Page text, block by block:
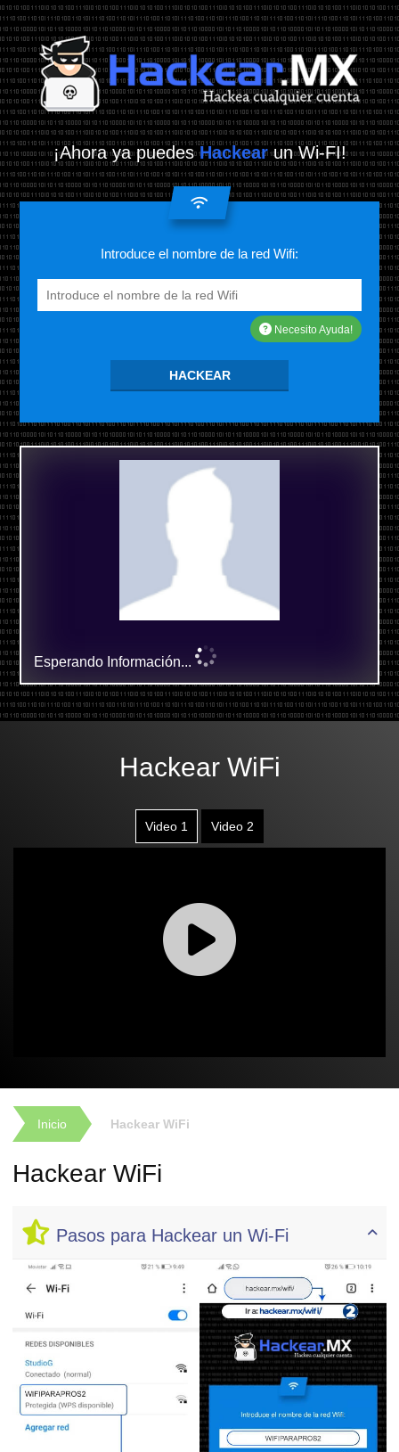
¡Ahora ya puedesHackearun Wi-FI!
Introduce el nombre de la red Wifi:
Necesito Ayuda!
HACKEAR
Esperando Información...
Hackear WiFi
Video 1 Video 2
Inicio Hackear WiFi
Hackear WiFi
Pasos para Hackear un Wi-Fi